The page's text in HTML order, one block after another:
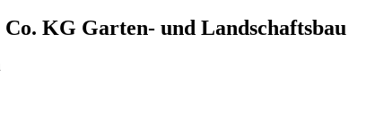
KG Garten- und Landschaftsbau